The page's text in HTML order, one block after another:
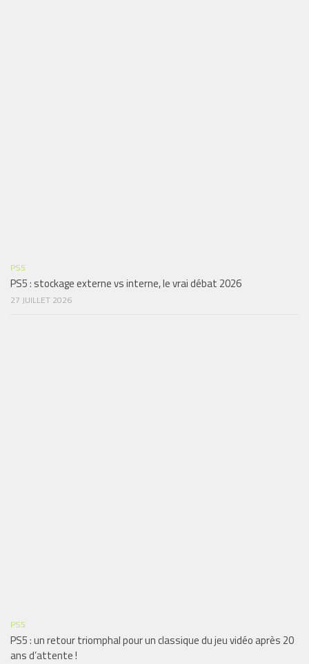
PS5
PS5 : stockage externe vs interne, le vrai débat 2026
27 JUILLET 2026
PS5
PS5 : un retour triomphal pour un classique du jeu vidéo après 20
ans d’attente !